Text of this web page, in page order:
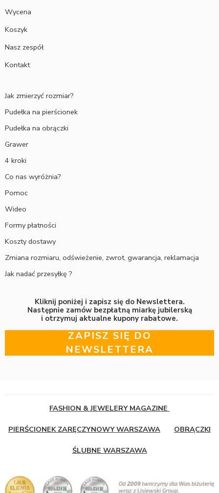
Wycena
Koszyk
Nasz zespół
Kontakt
Jak zmierzyć rozmiar?
Pudełka na pierścionek
Pudełka na obrączki
Grawer
4 kroki
Co nas wyróżnia?
Pomoc
Wideo
Formy płatności
Koszty dostawy
Zmiana rozmiaru, odświeżenie, zwrot, gwarancja, reklamacja
Jak nadać przesyłkę ?
Kliknij poniżej i zapisz się do Newslettera.
Następnie zamów bezpłatną miarkę jubilerską
i otrzymuj aktualne kupony rabatowe.
ZAPISZ SIĘ DO
NEWSLETTERA
FASHION & JEWELERY MAGAZINE
PIERŚCIONEK ZARĘCZYNOWY WARSZAWA OBRĄCZKI
ŚLUBNE WARSZAWA